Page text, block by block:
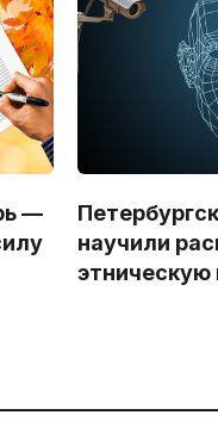
—
научили